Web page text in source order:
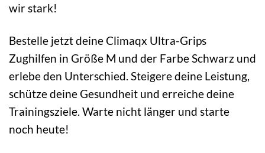
wir stark!
Bestelle jetzt deine Climaqx Ultra-Grips
Zughilfen in Größe M und der Farbe Schwarz und
erlebe den Unterschied. Steigere deine Leistung,
schütze deine Gesundheit und erreiche deine
Trainingsziele. Warte nicht länger und starte
noch heute!